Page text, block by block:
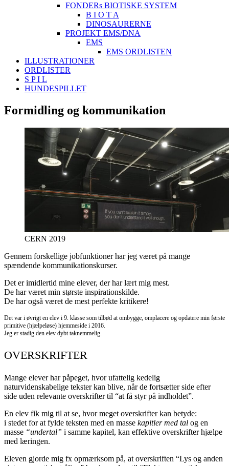
FONDERs BIOTISKE SYSTEM
B I O T A
DINOSAURERNE
PROJEKT EMS/DNA
EMS
EMS ORDLISTEN
ILLUSTRATIONER
ORDLISTER
S P I L
HUNDESPILLET
Formidling og kommunikation
CERN 2019
Gennem forskellige jobfunktioner har jeg været på mange
spændende kommunikationskurser.
Det er imidlertid mine elever, der har lært mig mest.
De har været min største inspirationskilde.
De har også været de mest perfekte kritikere!
Det var i øvrigt en elev i 9. klasse som tilbød at ombygge, omplacere og opdatere min første
primitive (hjælpeløse) hjemmeside i 2016.
Jeg er stadig den elev dybt taknemmelig.
OVERSKRIFTER
Mange elever har påpeget, hvor ufattelig kedelig
naturvidenskabelige tekster kan blive, når de fortsætter side efter
side uden relevante overskrifter til “at få styr på indholdet”.
En elev fik mig til at se, hvor meget overskrifter kan betyde:
i stedet for at fylde teksten med en masse kapitler med tal og en
masse “undertal” i samme kapitel, kan effektive overskrifter hjælpe
med læringen.
Eleven gjorde mig fx opmærksom på, at overskriften “Lys og anden